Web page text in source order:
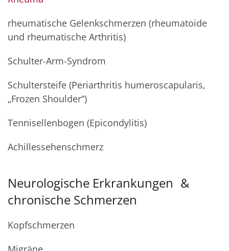
rheumatische Gelenkschmerzen (rheumatoide
und rheumatische Arthritis)
Schulter-Arm-Syndrom
Schultersteife (Periarthritis humeroscapularis,
„Frozen Shoulder“)
Tennisellenbogen (Epicondylitis)
Achillessehenschmerz
Neurologische Erkrankungen &
chronische Schmerzen
Kopfschmerzen